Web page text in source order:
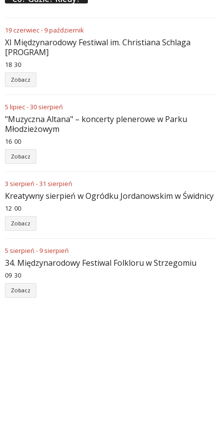
19czerwiec- 9październik
XI Międzynarodowy Festiwal im. Christiana Schlaga
[PROGRAM]
18 30
Zobacz
5 lipiec-30 sierpień
"Muzyczna Altana" – koncerty plenerowe w Parku
Młodzieżowym
16 00
Zobacz
3 sierpień -31 sierpień
Kreatywny sierpień w Ogródku Jordanowskim w Świdnicy
12 00
Zobacz
5 sierpień - 9 sierpień
34. Międzynarodowy Festiwal Folkloru w Strzegomiu
09 30
Zobacz